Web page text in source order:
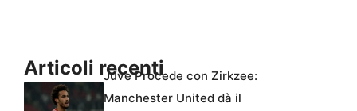
Articoli recentiJuve Procede con Zirkzee:
Manchester United dà il